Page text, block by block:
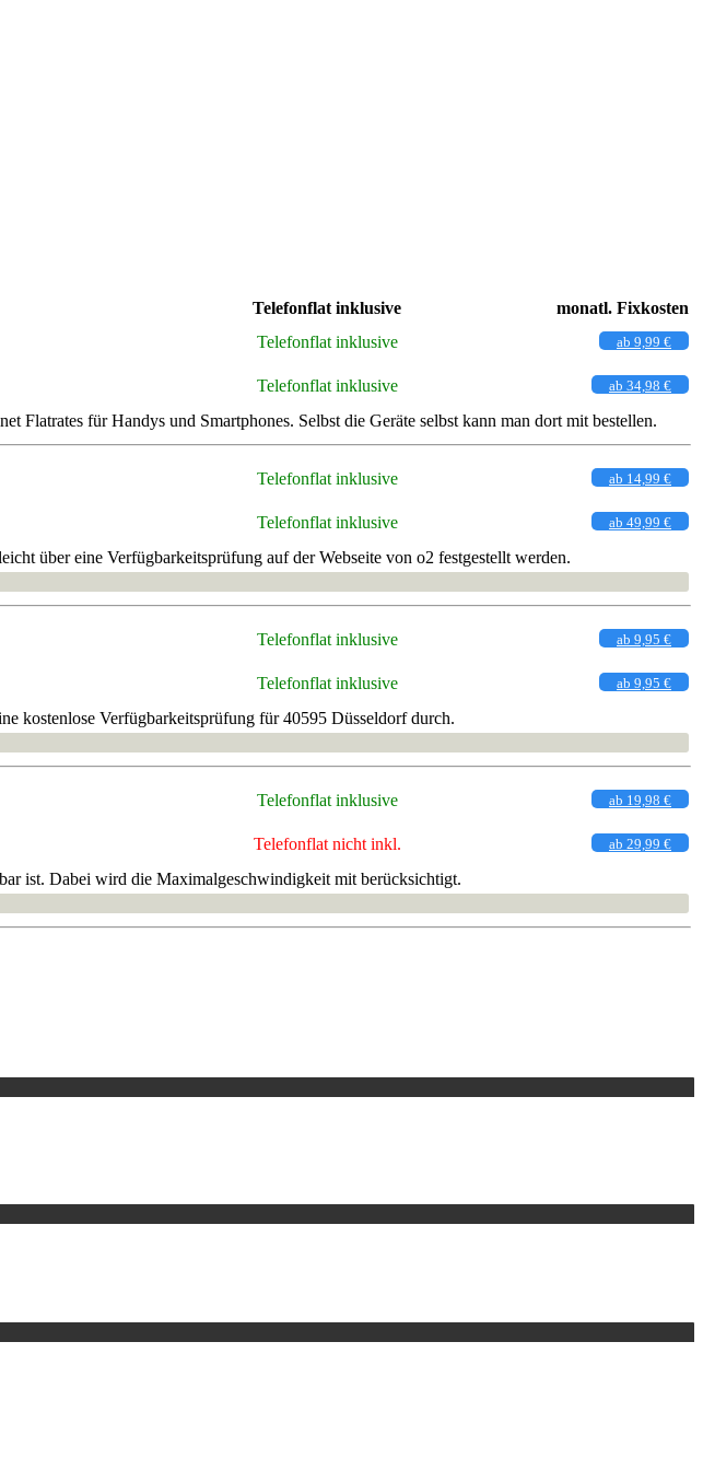
Telefonflat inklusive
monatl. Fixkosten
Telefonflat inklusive ab 9,99 €
Telefonflat inklusive ab 34,98 €
für Handys und Smartphones. Selbst die Geräte selbst kann man dort mit bestellen.
Telefonflat inklusive ab 14,99 €
Telefonflat inklusive ab 49,99 €
über eine Verfügbarkeitsprüfung auf der Webseite von o2 festgestellt werden.
Telefonflat inklusive ab 9,95 €
Telefonflat inklusive ab 9,95 €
kostenlose Verfügbarkeitsprüfung für 40595 Düsseldorf durch.
Telefonflat inklusive ab 19,98 €
Telefonflat nicht inkl. ab 29,99 €
ist. Dabei wird die Maximalgeschwindigkeit mit berücksichtigt.